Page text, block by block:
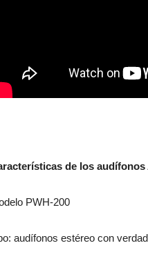
de los audífonos
PWH-200
audífonos estéreo con